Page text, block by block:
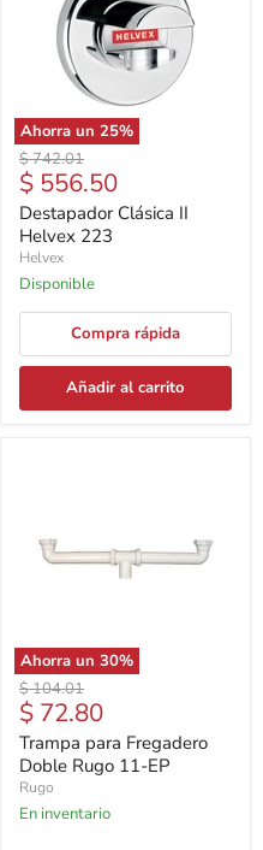
Ahorra un 25%
Precio
original
$ 742.01
Precio
actual
$ 556.50
Destapador Clásica II
Helvex 223
Helvex
Disponible
Compra rápida
Añadir al carrito
Ahorra un 30%
Precio
original
$ 104.01
Precio
actual
$ 72.80
Trampa para Fregadero
Doble Rugo 11-EP
Rugo
En inventario